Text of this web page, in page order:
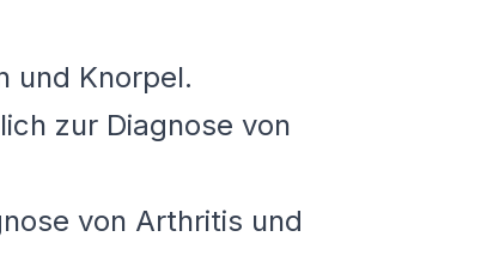
und Knorpel.
zur Diagnose von
von Arthritis und